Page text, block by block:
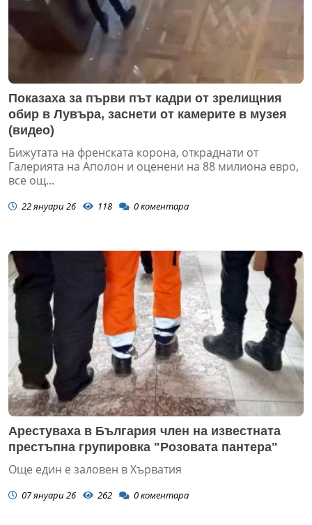
Показаха за първи път кадри от зрелищния
обир в Лувъра, заснети от камерите в музея
(видео)
Бижутата на френската корона, откраднати от
Галерията на Аполон и оценени на 88 милиона евро,
все ощ...
22 януари 26 118 0коментара
Арестуваха в България член на известната
престъпна групировка "Розовата пантера"
Още един е заловен в Хърватия
07 януари 26 262 0коментара